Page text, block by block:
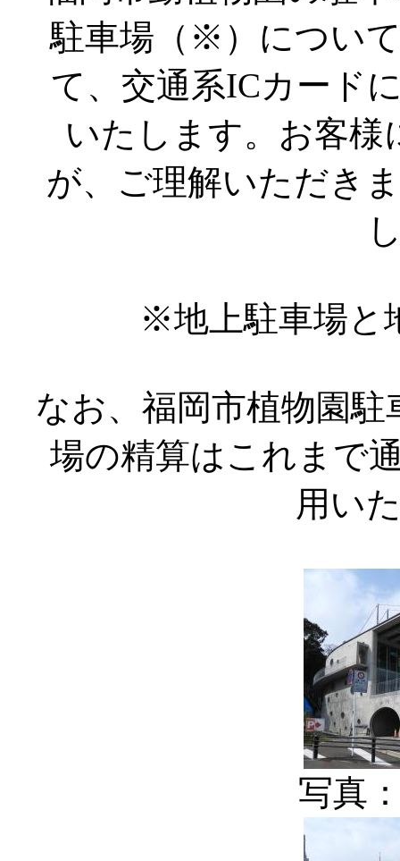
駐車場（※）につい
て、交通系ICカード
いたします。お客
が、ご理解いただき
※地上駐車場と
なお、福岡市植物園
場の精算はこれまで
用い
写真